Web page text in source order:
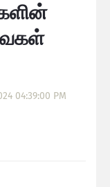
04:39:00 PM